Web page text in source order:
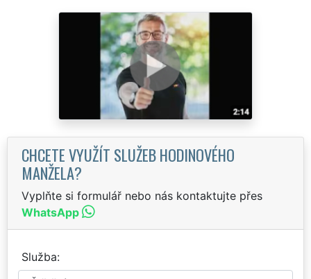
CHCETE VYUŽÍT SLUŽEB HODINOVÉHO
MANŽELA?
Vyplňte si formulář nebo nás kontaktujte přes
WhatsApp
Služba